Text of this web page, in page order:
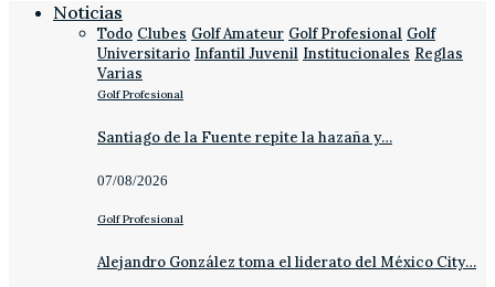
Noticias
Todo Clubes Golf Amateur Golf Profesional Golf
Universitario Infantil Juvenil Institucionales Reglas
Varias
Golf Profesional
Santiago de la Fuente repite la hazaña y…
07/08/2026
Golf Profesional
Alejandro González toma el liderato del México City…